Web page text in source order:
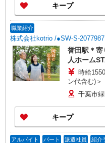
キープ
職業紹介
株式会社kotrio /●SW-S-2077987
誉田駅＊寄
人ホーム
時給
ン代含む)＞
千葉市
キープ
アルバイト パート 派遣社員 紹介